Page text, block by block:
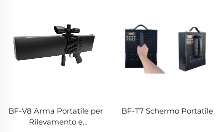
BF-V8 Arma Portatile per
Rilevamento e
BF-T7 Schermo Portatile